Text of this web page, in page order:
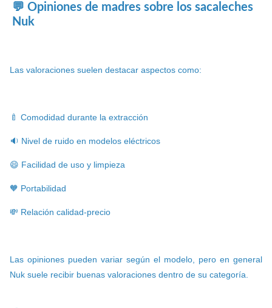
💬 Opiniones de madres sobre los sacaleches
Nuk
Las valoraciones suelen destacar aspectos como:
🍼 Comodidad durante la extracción
🔉 Nivel de ruido en modelos eléctricos
😄 Facilidad de uso y limpieza
🧡 Portabilidad
💸 Relación calidad-precio
Las opiniones pueden variar según el modelo, pero en general
Nuk suele recibir buenas valoraciones dentro de su categoría.